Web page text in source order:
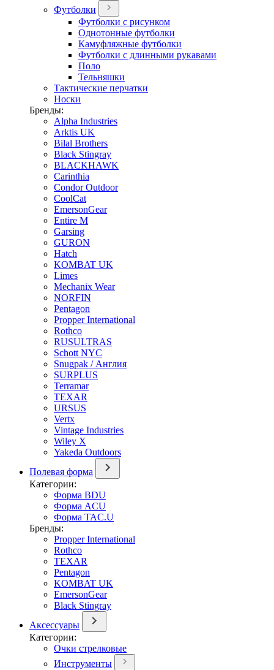
Футболки
Футболки с рисунком
Однотонные футболки
Камуфляжные футболки
Футболки с длинными рукавами
Поло
Тельняшки
Тактические перчатки
Носки
Бренды:
Alpha Industries
Arktis UK
Bilal Brothers
Black Stingray
BLACKHAWK
Carinthia
Condor Outdoor
CoolCat
EmersonGear
Entire M
Garsing
GURON
Hatch
KOMBAT UK
Limes
Mechanix Wear
NORFIN
Pentagon
Propper International
Rothco
RUSULTRAS
Schott NYC
Snugpak / Англия
SURPLUS
Terramar
TEXAR
URSUS
Vertx
Vintage Industries
Wiley X
Yakeda Outdoors
Полевая форма
Категории:
Форма BDU
Форма ACU
Форма TAC.U
Бренды:
Propper International
Rothco
TEXAR
Pentagon
KOMBAT UK
EmersonGear
Black Stingray
Аксессуары
Категории:
Очки стрелковые
Инструменты